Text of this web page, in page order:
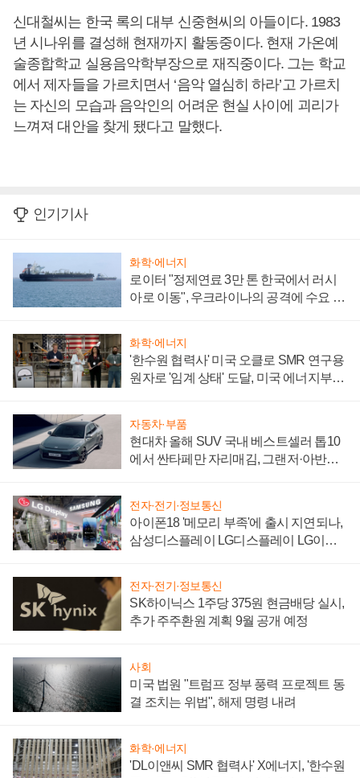
신대철씨는 한국 록의 대부 신중현씨의 아들이다. 1983
년 시나위를 결성해 현재까지 활동중이다. 현재 가온예
술종합학교 실용음악학부장으로 재직중이다. 그는 학교
에서 제자들을 가르치면서 ‘음악 열심히 하라’고 가르치
는 자신의 모습과 음악인의 어려운 현실 사이에 괴리가
느껴져 대안을 찾게 됐다고 말했다.
인기기사
화학·에너지
로이터 "정제연료 3만 톤 한국에서 러시
아로 이동", 우크라이나의 공격에 수요 늘
화학·에너지
'한수원 협력사' 미국 오클로 SMR 연구용
원자로 '임계 상태' 도달, 미국 에너지부
자동차·부품
현대차 올해 SUV 국내 베스트셀러 톱10
에서 싼타페만 자리매김, 그랜저·아반떼
전자·전기·정보통신
아이폰18 '메모리 부족'에 출시 지연되나,
삼성디스플레이 LG디스플레이 LG이노
전자·전기·정보통신
SK하이닉스 1주당 375원 현금배당 실시,
추가 주주환원 계획 9월 공개 예정
사회
미국 법원 "트럼프 정부 풍력 프로젝트 동
결 조치는 위법", 해제 명령 내려
화학·에너지
'DL이앤씨 SMR 협력사' X에너지, '한수원